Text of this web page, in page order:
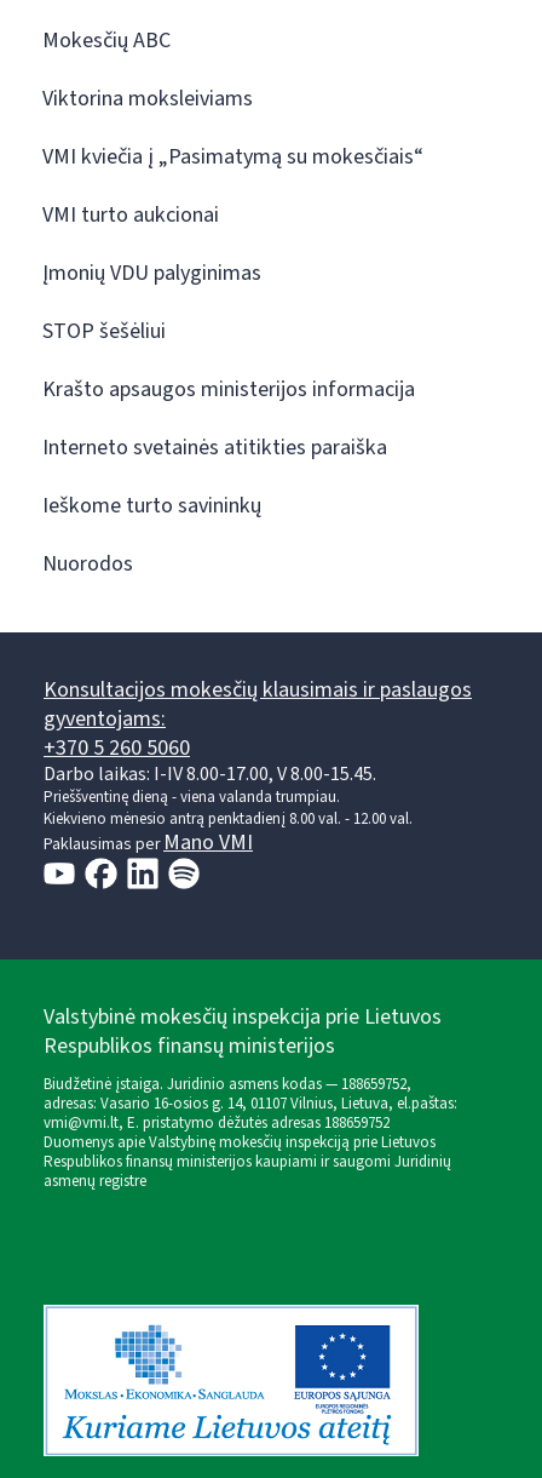
Mokesčių ABC
Viktorina moksleiviams
VMI kviečia į „Pasimatymą su mokesčiais“
VMI turto aukcionai
Įmonių VDU palyginimas
STOP šešėliui
Krašto apsaugos ministerijos informacija
Interneto svetainės atitikties paraiška
Ieškome turto savininkų
Nuorodos
Konsultacijos mokesčių klausimais ir paslaugos
gyventojams:
+370 5 260 5060
Darbo laikas: I-IV 8.00-17.00, V 8.00-15.45.
Prieššventinę dieną - viena valanda trumpiau.
Kiekvieno mėnesio antrą penktadienį 8.00 val. - 12.00 val.
Paklausimas perMano VMI
Valstybinė mokesčių inspekcija prie Lietuvos
Respublikos finansų ministerijos
Biudžetinė įstaiga. Juridinio asmens kodas — 188659752,
adresas: Vasario 16-osios g. 14, 01107 Vilnius, Lietuva, el.paštas:
vmi@vmi.lt, E. pristatymo dėžutės adresas 188659752
Duomenys apie Valstybinę mokesčių inspekciją prie Lietuvos
Respublikos finansų ministerijos kaupiami ir saugomi Juridinių
asmenų registre